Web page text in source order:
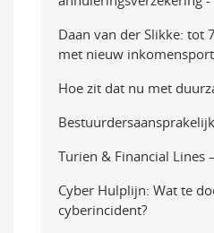
Daan van der Slikke: tot
met nieuw
Hoe zit dat nu met
Turien & Financial Lines
Cyber Hulplijn: Wat te
cyberincident?